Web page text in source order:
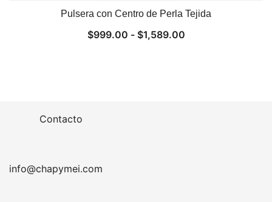
Pulsera con Centro de Perla Tejida
$999.00 - $1,589.00Rango
Contacto
info@chapymei.com